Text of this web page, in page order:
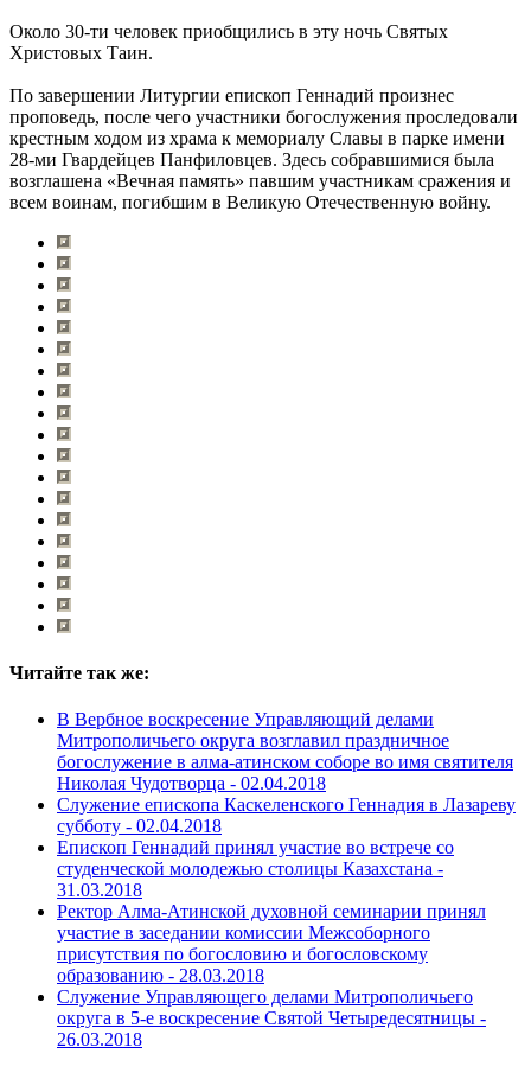
Около 30-ти человек приобщились в эту ночь Святых
Христовых Таин.
По завершении Литургии епископ Геннадий произнес
проповедь, после чего участники богослужения проследовали
крестным ходом из храма к мемориалу Славы в парке имени
28-ми Гвардейцев Панфиловцев. Здесь собравшимися была
возглашена «Вечная память» павшим участникам сражения и
всем воинам, погибшим в Великую Отечественную войну.
Читайте так же:
В Вербное воскресение Управляющий делами
Митрополичьего округа возглавил праздничное
богослужение в алма-атинском соборе во имя святителя
Николая Чудотворца - 02.04.2018
Служение епископа Каскеленского Геннадия в Лазареву
субботу - 02.04.2018
Епископ Геннадий принял участие во встрече со
студенческой молодежью столицы Казахстана -
31.03.2018
Ректор Алма-Атинской духовной семинарии принял
участие в заседании комиссии Межсоборного
присутствия по богословию и богословскому
образованию - 28.03.2018
Служение Управляющего делами Митрополичьего
округа в 5-е воскресение Святой Четыредесятницы -
26.03.2018